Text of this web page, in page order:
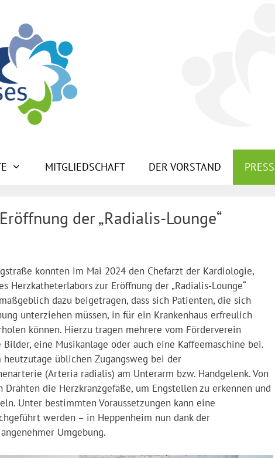
MITGLIEDSCHAFT DER VORSTAND
der „Radialis-Lounge“
konnten im Mai 2024 den Chefarzt der Kardiologie,
Herzkatheterlabors zur Eröffnung der „Radialis-Lounge“
dazu beigetragen, dass sich Patienten, die sich
unterziehen müssen, in für ein Krankenhaus erfreulich
können. Hierzu tragen mehrere vom Förderverein
eine Musikanlage oder auch eine Kaffeemaschine bei.
heutzutage üblichen Zugangsweg bei der
(Arteria radialis) am Unterarm bzw. Handgelenk. Von
die Herzkranzgefäße, um Engstellen zu erkennen und
Unter bestimmten Voraussetzungen kann eine
werden – in Heppenheim nun dank der
Umgebung.